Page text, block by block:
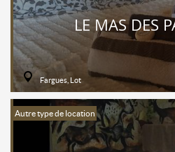
LE MAS DES
Fargues, Lot
Autre type de location